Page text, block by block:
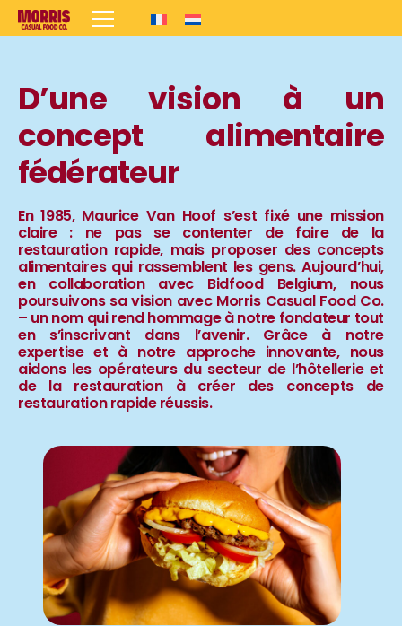
D’une vision à un
concept alimentaire
fédérateur
En 1985, Maurice Van Hoof s’est fixé une mission
claire : ne pas se contenter de faire de la
restauration rapide, mais proposer des concepts
alimentaires qui rassemblent les gens. Aujourd’hui,
en collaboration avec Bidfood Belgium, nous
poursuivons sa vision avec Morris Casual Food Co.
– un nom qui rend hommage à notre fondateur tout
en s’inscrivant dans l’avenir. Grâce à notre
expertise et à notre approche innovante, nous
aidons les opérateurs du secteur de l’hôtellerie et
de la restauration à créer des concepts de
restauration rapide réussis.